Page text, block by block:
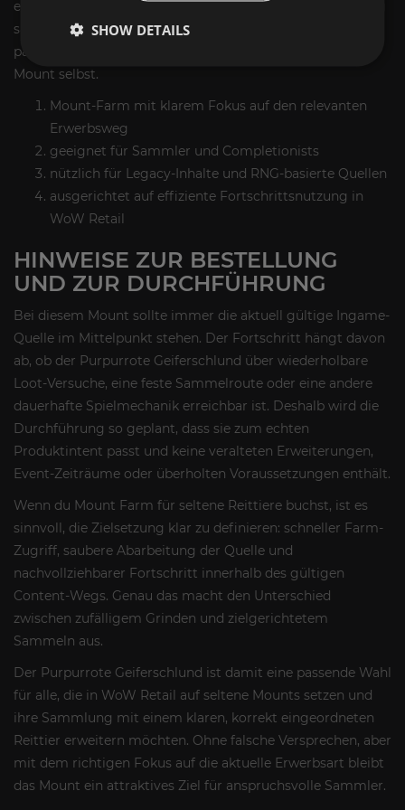
einsteigt, profitiert davon, wenn der relevante Erwerbsweg
sauber aufbereitet ist und direkt zur aktuellen Spielrealität
passt. So bleibt der Fokus auf dem eigentlichen Ziel: dem
Mount selbst.
Mount-Farm mit klarem Fokus auf den relevanten
Erwerbsweg
geeignet für Sammler und Completionists
nützlich für Legacy-Inhalte und RNG-basierte Quellen
ausgerichtet auf effiziente Fortschrittsnutzung in
WoW Retail
HINWEISE ZUR BESTELLUNG
UND ZUR DURCHFÜHRUNG
Bei diesem Mount sollte immer die aktuell gültige Ingame-
Quelle im Mittelpunkt stehen. Der Fortschritt hängt davon
ab, ob der Purpurrote Geiferschlund über wiederholbare
Loot-Versuche, eine feste Sammelroute oder eine andere
dauerhafte Spielmechanik erreichbar ist. Deshalb wird die
Durchführung so geplant, dass sie zum echten
Produktintent passt und keine veralteten Erweiterungen,
Event-Zeiträume oder überholten Voraussetzungen enthält.
Wenn du Mount Farm für seltene Reittiere buchst, ist es
sinnvoll, die Zielsetzung klar zu definieren: schneller Farm-
Zugriff, saubere Abarbeitung der Quelle und
nachvollziehbarer Fortschritt innerhalb des gültigen
Content-Wegs. Genau das macht den Unterschied
zwischen zufälligem Grinden und zielgerichtetem
Sammeln aus.
Der Purpurrote Geiferschlund ist damit eine passende Wahl
für alle, die in WoW Retail auf seltene Mounts setzen und
ihre Sammlung mit einem klaren, korrekt eingeordneten
Reittier erweitern möchten. Ohne falsche Versprechen, aber
mit dem richtigen Fokus auf die aktuelle Erwerbsart bleibt
das Mount ein attraktives Ziel für anspruchsvolle Sammler.
SHOW DETAILS